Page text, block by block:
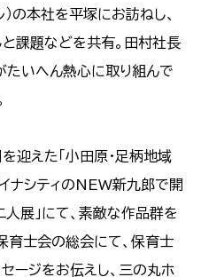
の本社を平塚にお訪ねし、
課題などを共有。田村社長
たいへん熱心に取り組んで
えた「小田原・足柄地域
イナシティのNEW新九郎で開
展」にて、素敵な作品群を
育士会の総会にて、保育士
ージをお伝えし、三の丸ホ